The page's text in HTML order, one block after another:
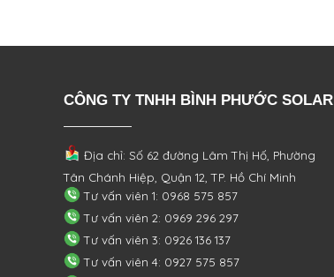
CÔNG TY TNHH BÌNH PHƯỚC SOLAR
Địa chỉ: Số 62 đường Lâm Thị Hố, Phường
Tân Chánh Hiệp, Quận 12, TP. Hồ Chí Minh
Tư vấn viên 1: 0968 575 857
Tư vấn viên 2: 0969 296 297
Tư vấn viên 3: 0926 136 137
Tư vấn viên 4: 0927 575 857